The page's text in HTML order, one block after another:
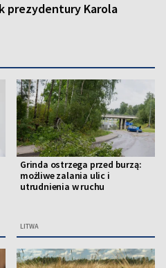
prezydentury Karola
Grinda ostrzega przed burzą:
możliwe zalania ulic i
utrudnienia w ruchu
LITWA